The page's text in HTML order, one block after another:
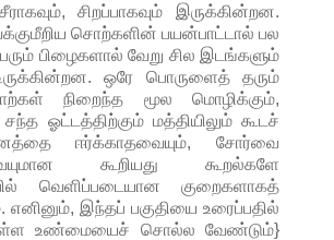
சிறப்பாகவும் இருக்கின்றன.
சொற்களின் பயன்பாட்டால் பல
பிழைகளால் வேறு சில இடங்களும்
ஒரே பொருளைத் தரும்
நிறைந்த மூல மொழிக்கும்,
ஓட்டத்திற்கும் மத்தியிலும் கூடச்
ஈர்க்காதவையும், சோர்வை
கூறியது கூறல்களே
வெளிப்படையான குறைகளாகத்
எனினும், இந்தப் பகுதியை உரைப்பதில்
உண்மையைச் சொல்ல வேண்டும்}